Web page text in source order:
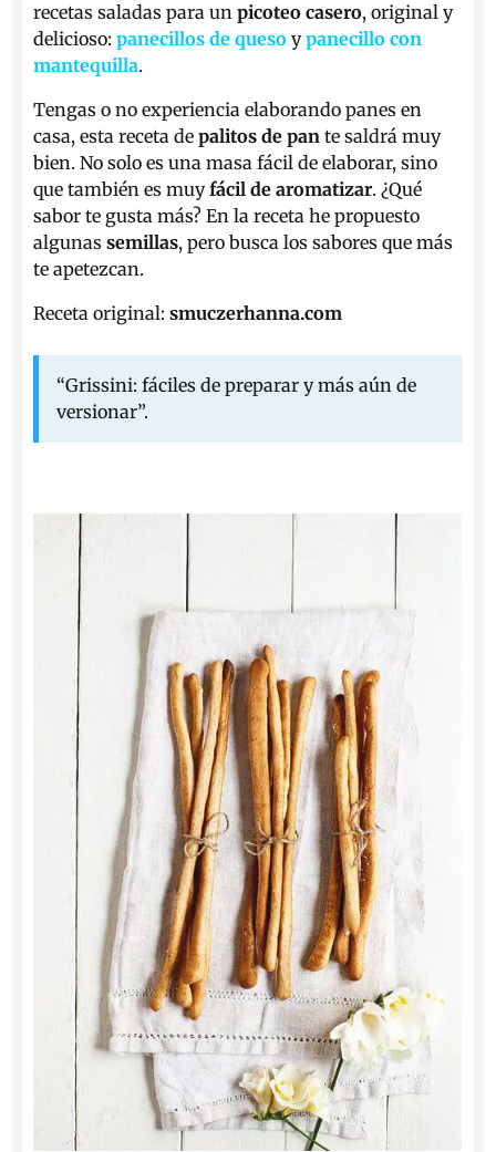
recetas saladas para unpicoteo casero, original y
delicioso:panecillos de queso ypanecillo con
mantequilla.
Tengas o no experiencia elaborando panes en
casa, esta receta depalitos de pan te saldrá muy
bien. No solo es una masa fácil de elaborar, sino
que también es muyfácil de aromatizar. ¿Qué
sabor te gusta más? En la receta he propuesto
algunassemillas, pero busca los sabores que más
te apetezcan.
Receta original:smuczerhanna.com
“Grissini: fáciles de preparar y más aún de
versionar”.